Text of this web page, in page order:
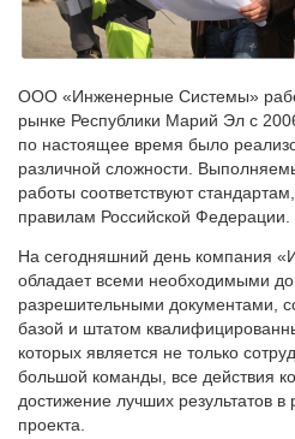
ООО «Инженерные Системы»
рынке Республики Марий Эл с
по настоящее время было
различной сложности.
работы соответствуют
правилам Российской Федерации.
На сегодняшний день компания
обладает всеми необходимыми
разрешительными документами,
базой и штатом
которых является не только
большой команды, все действия
достижение лучших результатов в
проекта.